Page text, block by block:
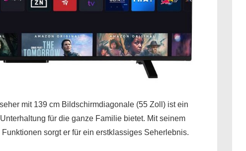
mit 139 cm Bildschirmdiagonale (55 Zoll) ist ein
für die ganze Familie bietet. Mit seinem
sorgt er für ein erstklassiges Seherlebnis.